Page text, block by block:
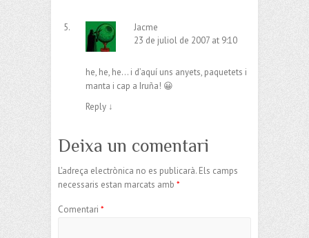
Jacme
23 de juliol de 2007 at 9:10
he, he, he… i d’aquí uns anyets, paquetets i
manta i cap a Iruña! 😀
Reply ↓
Deixa un comentari
L'adreça electrònica no es publicarà. Els camps
necessaris estan marcats amb *
Comentari *